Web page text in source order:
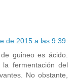
de 2015 a las 9:39
guineo es ácido.
fermentación del
No obstante,